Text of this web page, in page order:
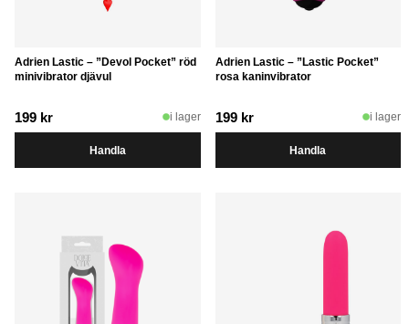
Adrien Lastic – ”Devol Pocket” röd
minivibrator djävul
199 kr i lager
Handla
Adrien Lastic – ”Lastic Pocket”
rosa kaninvibrator
199 kr i lager
Handla